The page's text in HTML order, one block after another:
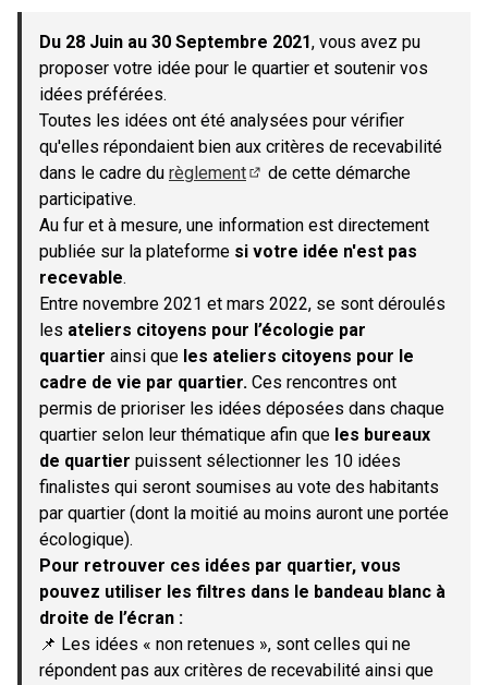
−
Du 28 Juin au 30 Septembre 2021, vous avez pu
proposer votre idée pour le quartier et soutenir vos
idées préférées.
Toutes les idées ont été analysées pour vérifier
qu'elles répondaient bien aux critères de recevabilité
dans le cadre du règlement
de cette démarche
participative.
Au fur et à mesure, une information est directement
publiée sur la plateforme si votre idée n'est pas
recevable.
Entre novembre 2021 et mars 2022, se sont déroulés
les ateliers citoyens pour l’écologie par
quartier ainsi que les ateliers citoyens pour le
cadre de vie par quartier. Ces rencontres ont
permis de prioriser les idées déposées dans chaque
quartier selon leur thématique afin que les bureaux
de quartier puissent sélectionner les 10 idées
finalistes qui seront soumises au vote des habitants
par quartier (dont la moitié au moins auront une portée
écologique).
Pour retrouver ces idées par quartier, vous
pouvez utiliser les filtres dans le bandeau blanc à
droite de l’écran :
📌 Les idées « non retenues », sont celles qui ne
répondent pas aux critères de recevabilité ainsi que